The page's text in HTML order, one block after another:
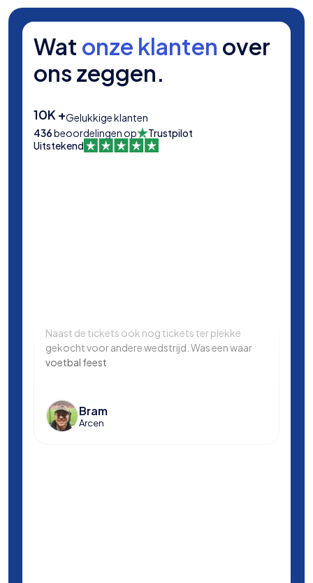
Wat onze klanten over
ons zeggen.
10K +Gelukkige klanten
436beoordelingen op
Trustpilot
Uitstekend
Naast de tickets ook nog tickets ter plekke
gekocht voor andere wedstrijd. Was een waar
voetbal feest
Bram
Arcen